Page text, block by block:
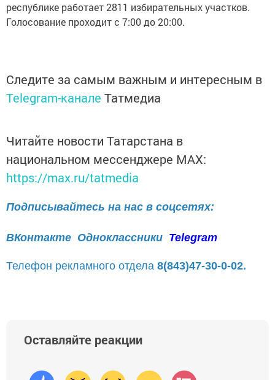
республике работает 2811 избирательных участков.
Голосование проходит с 7:00 до 20:00.
Следите за самым важным и интересным в
Telegram-канале Татмедиа
Читайте новости Татарстана в
национальном мессенджере MАХ:
https://max.ru/tatmedia
Подписывайтесь на нас в соцсетях:
ВКонтакте Одноклассники Telegram
Телефон рекламного отдела 8(843)47-30-0-02.
Оставляйте реакции